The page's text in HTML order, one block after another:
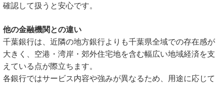
確認して扱うと安心です。
他の金融機関との違い
千葉銀行は、近隣の地方銀行よりも千葉県全域での存在感が
大きく、空港・湾岸・郊外住宅地を含む幅広い地域経済を支
えている点が際立ちます。
各銀行ではサービス内容や強みが異なるため、用途に応じて